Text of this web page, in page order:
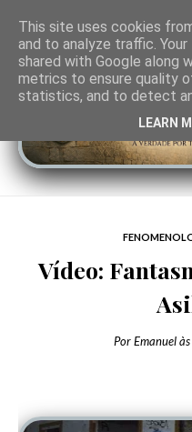
Vídeo:
PorEmanuelàs
This site uses cookies
and to analyze traffic.
shared with Google along
metrics to ensure quality
statistics, and to detect
LEARN